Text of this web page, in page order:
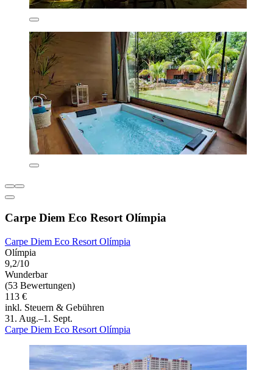
Carpe Diem Eco Resort Olímpia
Carpe Diem Eco Resort Olímpia
Olímpia
9,2/10
Wunderbar
(53 Bewertungen)
113 €
inkl. Steuern & Gebühren
31. Aug.–1. Sept.
Carpe Diem Eco Resort Olímpia